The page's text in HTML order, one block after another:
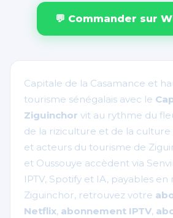
💬 Commander sur
Capitale de la Casamance et
tourisme sénégalais avec le
Ziguinchor vit au rythme du
de la riziculture et de la culture
et acteurs du tourisme de
et Oussouye accèdent via
IPTV, Spotify et IA, payables
Ziguinchor, retrouvez votre
Netflix, abonnement IPTV,